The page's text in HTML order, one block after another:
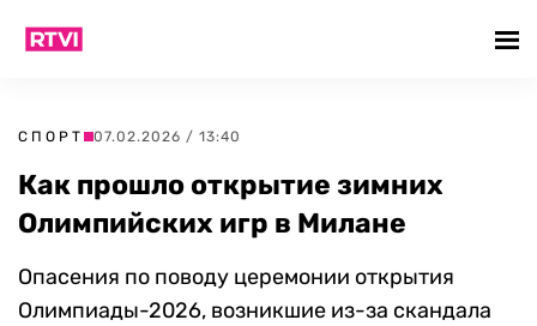
СПОРТ 07.02.2026 / 13:40
Как прошло открытие зимних
Олимпийских игр в Милане
Опасения по поводу церемонии открытия
Олимпиады-2026, возникшие из-за скандала